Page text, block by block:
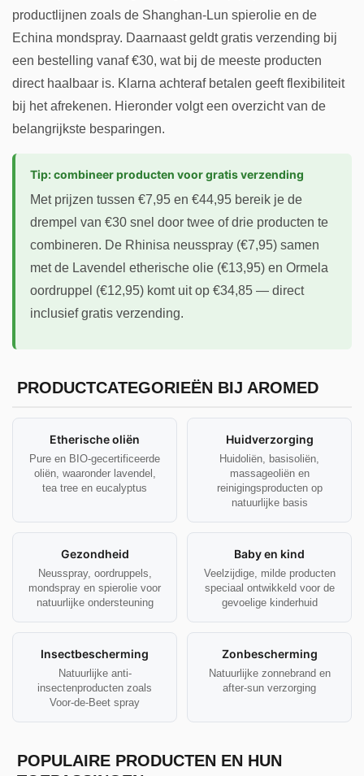
productlijnen zoals de Shanghan-Lun spierolie en de
Echina mondspray. Daarnaast geldt gratis verzending bij
een bestelling vanaf €30, wat bij de meeste producten
direct haalbaar is. Klarna achteraf betalen geeft flexibiliteit
bij het afrekenen. Hieronder volgt een overzicht van de
belangrijkste besparingen.
Tip: combineer producten voor gratis verzending
Met prijzen tussen €7,95 en €44,95 bereik je de
drempel van €30 snel door twee of drie producten te
combineren. De Rhinisa neusspray (€7,95) samen
met de Lavendel etherische olie (€13,95) en Ormela
oordruppel (€12,95) komt uit op €34,85 — direct
inclusief gratis verzending.
PRODUCTCATEGORIEËN BIJ AROMED
Etherische oliën
Pure en BIO-gecertificeerde
oliën, waaronder lavendel,
tea tree en eucalyptus
Huidverzorging
Huidoliën, basisoliën,
massageoliën en
reinigingsproducten op
natuurlijke basis
Gezondheid
Neusspray, oordruppels,
mondspray en spierolie voor
natuurlijke ondersteuning
Baby en kind
Veelzijdige, milde producten
speciaal ontwikkeld voor de
gevoelige kinderhuid
Insectbescherming
Natuurlijke anti-
insectenproducten zoals
Voor-de-Beet spray
Zonbescherming
Natuurlijke zonnebrand en
after-sun verzorging
POPULAIRE PRODUCTEN EN HUN